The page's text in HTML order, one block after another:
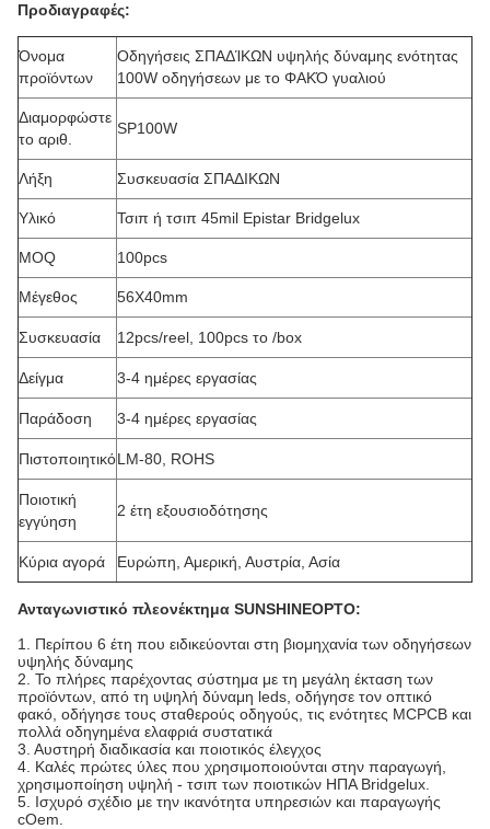
Προδιαγραφές:
Όνομα
προϊόντων
Οδηγήσεις ΣΠΑΔΊΚΩΝ υψηλής δύναμης ενότητας
100W οδηγήσεων με το ΦΑΚΌ γυαλιού
Διαμορφώστε
το αριθ.
SP100W
Λήξη Συσκευασία ΣΠΑΔΙΚΩΝ
Υλικό Τσιπ ή τσιπ 45mil Epistar Bridgelux
MOQ 100pcs
Μέγεθος 56X40mm
Συσκευασία 12pcs/reel, 100pcs το /box
Δείγμα 3-4 ημέρες εργασίας
Παράδοση 3-4 ημέρες εργασίας
ΠιστοποιητικόLM-80, ROHS
Ποιοτική
εγγύηση
2 έτη εξουσιοδότησης
Κύρια αγορά Ευρώπη, Αμερική, Αυστρία, Ασία
Ανταγωνιστικό πλεονέκτημα SUNSHINEOPTO:
1. Περίπου 6 έτη που ειδικεύονται στη βιομηχανία των οδηγήσεων
υψηλής δύναμης
2. Το πλήρες παρέχοντας σύστημα με τη μεγάλη έκταση των
προϊόντων, από τη υψηλή δύναμη leds, οδήγησε τον οπτικό
φακό, οδήγησε τους σταθερούς οδηγούς, τις ενότητες MCPCB και
πολλά οδηγημένα ελαφριά συστατικά
3. Αυστηρή διαδικασία και ποιοτικός έλεγχος
4. Καλές πρώτες ύλες που χρησιμοποιούνται στην παραγωγή,
χρησιμοποίηση υψηλή - τσιπ των ποιοτικών ΗΠΑ Bridgelux.
5. Ισχυρό σχέδιο με την ικανότητα υπηρεσιών και παραγωγής
cOem.